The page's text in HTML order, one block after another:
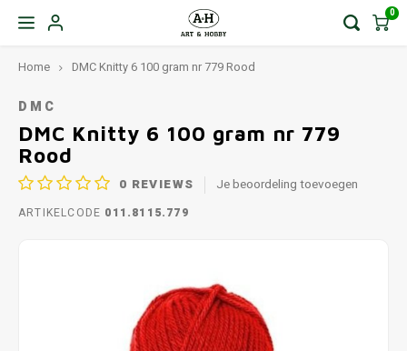
0
Home DMC Knitty 6 100 gram nr 779 Rood
DMC
DMC Knitty 6 100 gram nr 779
Rood
0 REVIEWS Je beoordeling toevoegen
ARTIKELCODE 011.8115.779